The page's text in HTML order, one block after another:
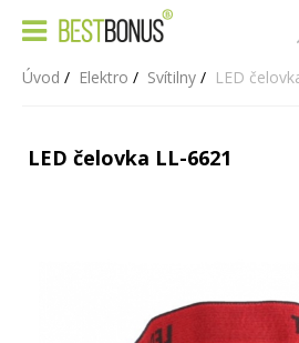
Úvod Elektro Svítilny LED
LED čelovka LL-6621